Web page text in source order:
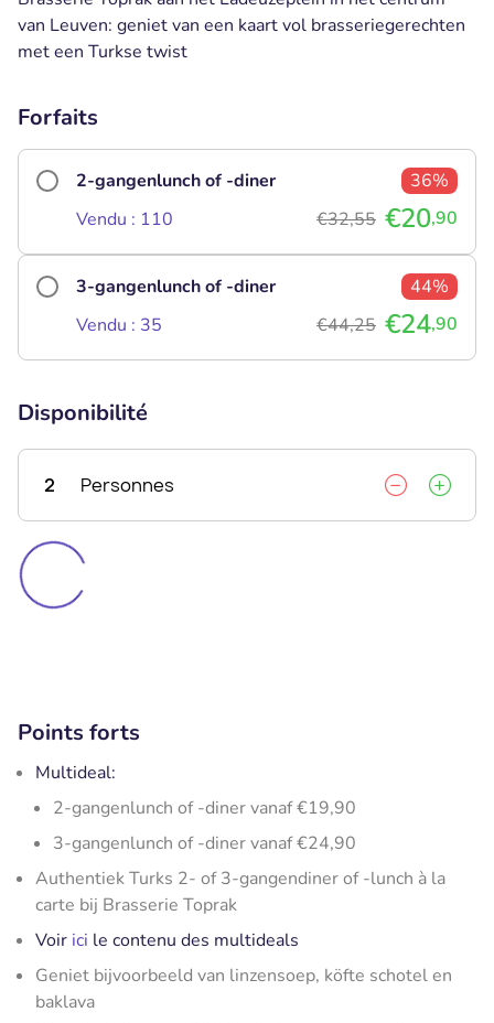
van Leuven: geniet van een kaart vol brasseriegerechten
met een Turkse twist
Forfaits
2-gangenlunch of -diner
36%
Vendu : 110
€32,55 €20,90
3-gangenlunch of -diner
44%
Vendu : 35
€44,25 €24,90
Disponibilité
2 Personnes
Points forts
Multideal:
2-gangenlunch of -diner vanaf €19,90
3-gangenlunch of -diner vanaf €24,90
Authentiek Turks 2- of 3-gangendiner of -lunch à la
carte bij Brasserie Toprak
Voir ici le contenu des multideals
Geniet bijvoorbeeld van linzensoep, köfte schotel en
baklava